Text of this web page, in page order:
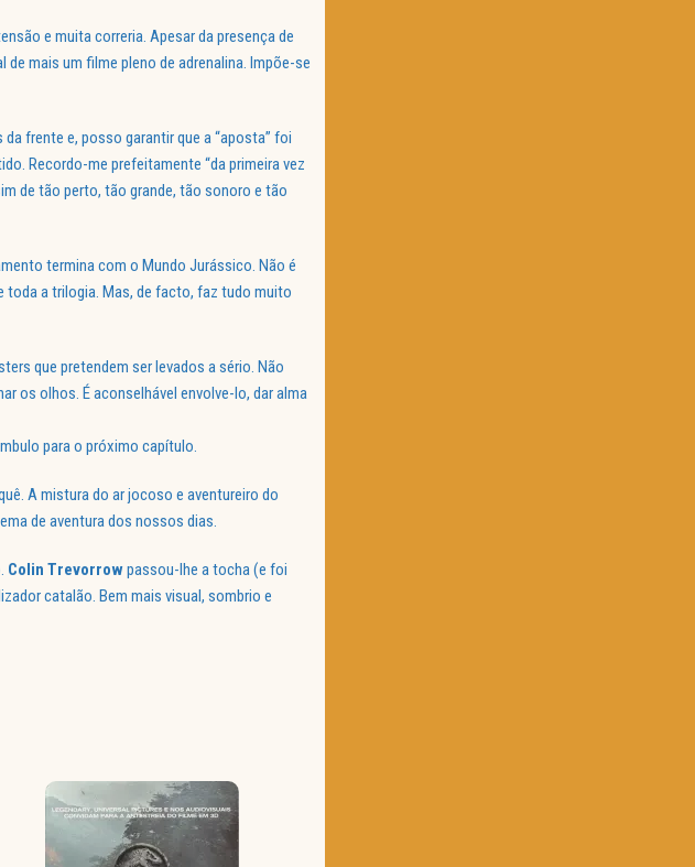
e muita correria. Apesar da presença de
mais um filme pleno de adrenalina. Impõe-se
frente e, posso garantir que a “aposta” foi
Recordo-me prefeitamente “da primeira vez
de tão perto, tão grande, tão sonoro e tão
termina com o Mundo Jurássico. Não é
toda a trilogia. Mas, de facto, faz tudo muito
que pretendem ser levados a sério. Não
os olhos. É aconselhável envolve-lo, dar alma
para o próximo capítulo.
A mistura do ar jocoso e aventureiro do
de aventura dos nossos dias.
Colin Trevorrowpassou-lhe a tocha (e foi
catalão. Bem mais visual, sombrio e